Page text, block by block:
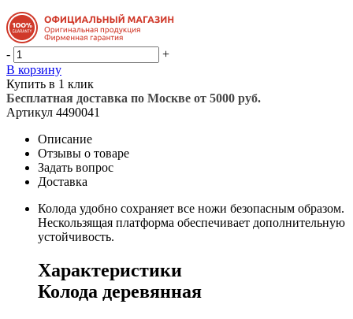
-
+
В корзину
Купить в 1 клик
Бесплатная доставка по Москве от 5000 руб.
Артикул 4490041
Описание
Отзывы о товаре
Задать вопрос
Доставка
Колода удобно сохраняет все ножи безопасным образом.
Нескользящая платформа обеспечивает дополнительную
устойчивость.
Характеристики
Колода деревянная